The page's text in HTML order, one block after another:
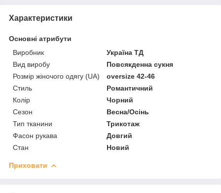
Характеристики
Основні атрибути
Виробник
Україна ТД
Вид виробу
Повсякденна сукня
Розмір жіночого одягу (UA)
oversize 42-46
Стиль
Романтичний
Колір
Чорний
Сезон
Весна/Осінь
Тип тканини
Трикотаж
Фасон рукава
Довгий
Стан
Новий
Приховати